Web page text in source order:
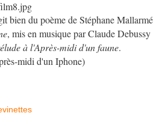
bien du poème de Stéphane Mallarmé
, mis en musique par Claude Debussy
à l'Après-midi d'un faune.
midi d'un Iphone)